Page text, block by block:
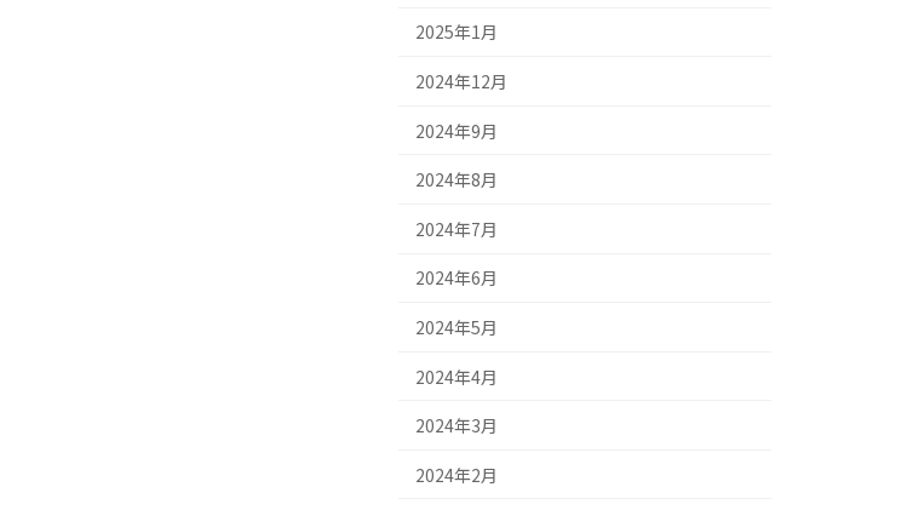
2025年1月
2024年12月
2024年9月
2024年8月
2024年7月
2024年6月
2024年5月
2024年4月
2024年3月
2024年2月